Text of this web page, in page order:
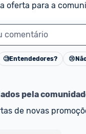
oferta para a
comentário
🧐Entendedores? 😢
pela
de novas